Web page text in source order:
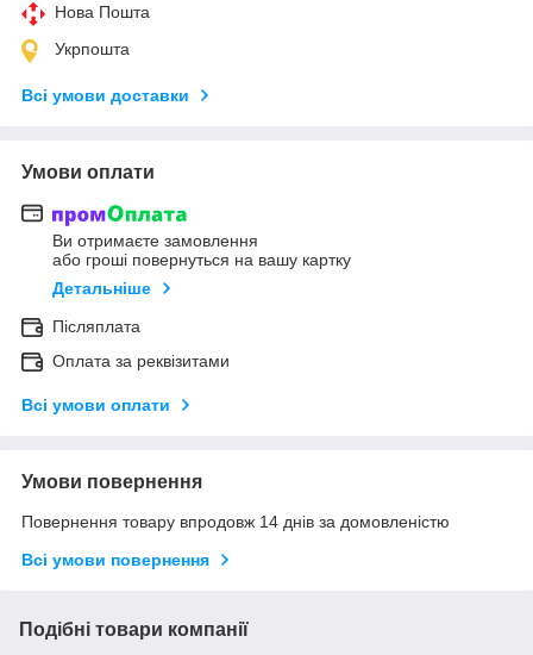
Нова Пошта
Укрпошта
Всі умови доставки
Умови оплати
Ви отримаєте замовлення
або гроші повернуться на вашу картку
Детальніше
Післяплата
Оплата за реквізитами
Всі умови оплати
Умови повернення
Повернення товару впродовж 14 днів за домовленістю
Всі умови повернення
Подібні товари компанії